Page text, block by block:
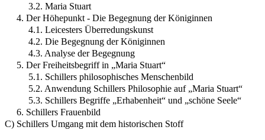
3.2. Maria Stuart
4. Der Höhepunkt - Die Begegnung der Königinnen
4.1. Leicesters Überredungskunst
4.2. Die Begegnung der Königinnen
4.3. Analyse der Begegnung
5. Der Freiheitsbegriff in „Maria Stuart“
5.1. Schillers philosophisches Menschenbild
5.2. Anwendung Schillers Philosophie auf „Maria Stuart“
5.3. Schillers Begriffe „Erhabenheit“ und „schöne Seele“
6. Schillers Frauenbild
C) Schillers Umgang mit dem historischen Stoff